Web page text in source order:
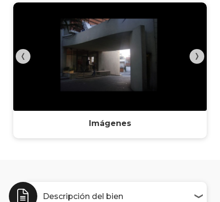
Imágenes
Descripción del bien